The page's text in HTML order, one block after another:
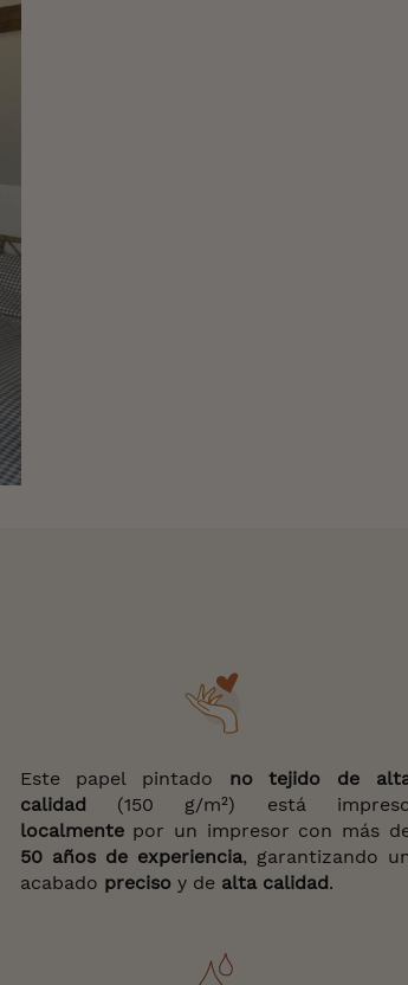
Este papel pintado no tejido de
calidad (150 g/m²) está
localmentepor un impresor con más
50 años de experiencia, garantizando
acabado precisoy de alta calidad.